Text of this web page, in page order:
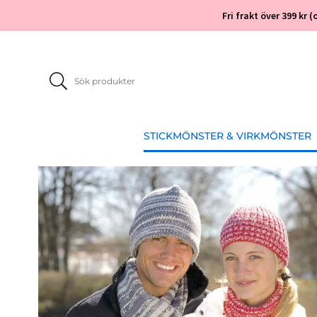
Fri frakt över 399 kr
STICKMÖNSTER & VIRKMÖNSTER